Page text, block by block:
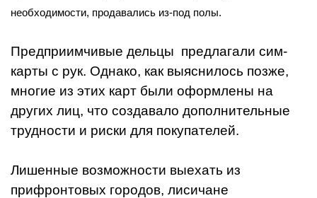
необходимости, продавались из-под полы.
Предприимчивые дельцы предлагали сим-
карты с рук. Однако, как выяснилось позже,
многие из этих карт были оформлены на
других лиц, что создавало дополнительные
трудности и риски для покупателей.
Лишенные возможности выехать из
прифронтовых городов, лисичане